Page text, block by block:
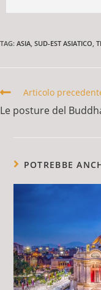
TAG: ASIA, SUD-EST ASIATICO,
Articolo
Le posture del
POTREBBE